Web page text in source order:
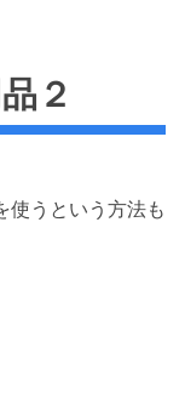
２
使うという方法も